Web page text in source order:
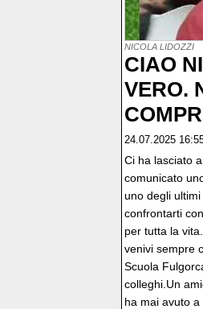
NICOLA LIDOZZI
CIAO
VERO.
24.07.2025
Ci ha lasciato
comunicato
uno degli
confrontarti
per tutta la
venivi sempre
Scuola
colleghi.Un
ha mai avuto